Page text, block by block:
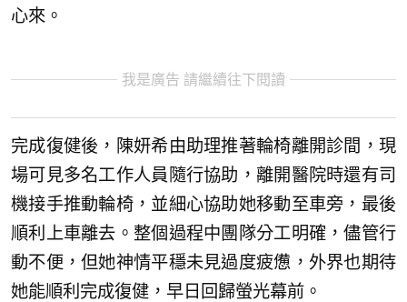
心來。
我是廣告 請繼續往下閱讀
完成復健後，陳妍希由助理推著輪椅離開診間，現
場可見多名工作人員隨行協助，離開醫院時還有司
機接手推動輪椅，並細心協助她移動至車旁，最後
順利上車離去。整個過程中團隊分工明確，儘管行
動不便，但她神情平穩未見過度疲憊，外界也期待
她能順利完成復健，早日回歸螢光幕前。